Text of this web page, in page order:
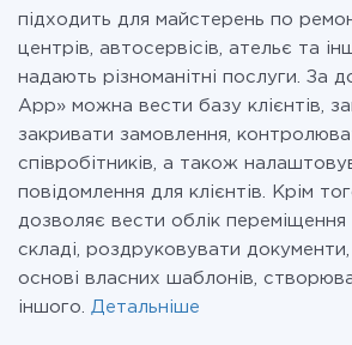
підходить для майстерень по
центрів, автосервісів, ательє та
надають різноманітні послуги. За
App» можна вести базу клієнтів,
закривати замовлення,
співробітників, а також
повідомлення для клієнтів. Крім
дозволяє вести облік переміщення
складі, роздруковувати
основі власних шаблонів,
іншого. Детальніше